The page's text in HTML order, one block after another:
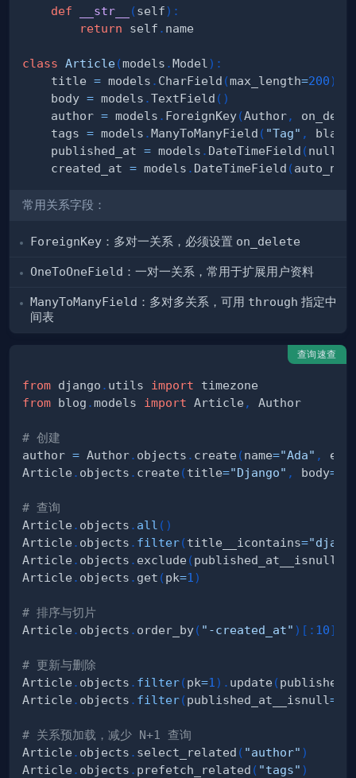
def __str__ (self) :
return self .
class Article(models .Model ) :
    title
= models . CharField (max_length=200)
    body
= models .TextField ( )
    author
= models . ForeignKey(Author,
    tags
= models .ManyToManyField ( "Tag" , blank
    published_at
= models . DateTimeField (null
    created_at
= models . DateTimeField (
常用关系字段：
ForeignKey ：多对一关系，必须设置 on_delete
OneToOneField ：一对一关系，常用于扩展用户资料
ManyToManyField ：多对多关系，可用 through 指定中
间表
查询速查
from django . utils import
from blog .models import Article ,
# 创建
author = Author. objects . create (name="Ada" ,
Article . objects . create (title="Django" , body=
# 查询
Article . objects . all ( )
Article . objects . filter(title__icontains=
Article . objects . exclude (published_at__isnull
Article . objects . get (pk=1 )
# 排序与切片
Article . objects . order_by( "-created_at" ) [ : 10]
# 更新与删除
Article . objects . filter(pk=1 ) . update (
Article . objects . filter(published_at__isnull=
# 关系预加载，减少 N+1 查询
Article . objects . select_related ( "author" )
Article . objects . prefetch_related ( "tags" )